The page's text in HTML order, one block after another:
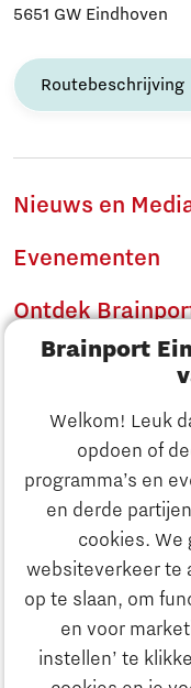
Brainport
Welkom! Leuk
opdoen of
programma’s en
en derde
cookies. We
websiteverkeer te
op te slaan, om
en voor
instellen’ te
Ontdek
Innovatie
5651 GW Eindhoven
Routebeschrijving
Nieuws en
Evenementen
Ontdek
Innovatie
Ondernemen
Onderwijs
Maatschappelijk
Strategie &
Zoeken
Contact